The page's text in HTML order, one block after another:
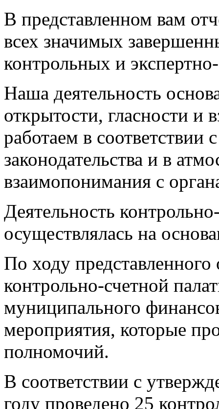
В представленном вам
всех значимых
контрольных и
Наша деятельность
открытости, гласности
работаем в
законодательства и в
взаимопонимания с
Деятельность
осуществлялась на
По ходу
контрольно-счетной
муниципального
мероприятия, которые
полномочий.
В соответствии с
году проведено 25